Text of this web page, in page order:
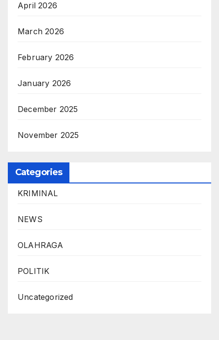
April 2026
March 2026
February 2026
January 2026
December 2025
November 2025
Categories
KRIMINAL
NEWS
OLAHRAGA
POLITIK
Uncategorized